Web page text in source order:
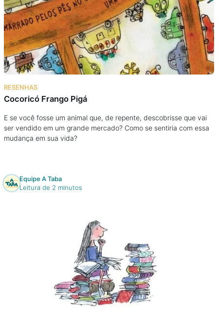
RESENHAS
Cocoricó Frango Pigá
E se você fosse um animal que, de repente, descobrisse que vai
ser vendido em um grande mercado? Como se sentiria com essa
mudança em sua vida?
Equipe A Taba
Leitura de 2 minutos